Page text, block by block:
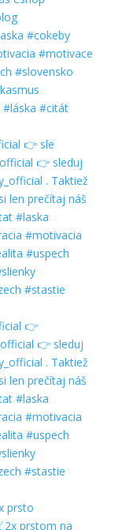
👉 sle
👉
prsto